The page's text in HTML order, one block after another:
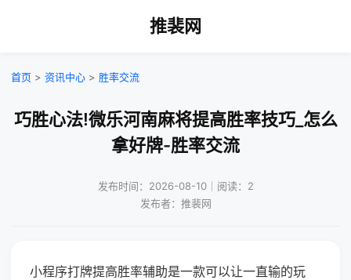
推裴网
首页 > 资讯中心 > 胜率交流
巧胜心法!微乐河南麻将提高胜率技巧_怎么
拿好牌-胜率交流
发布时间：2026-08-10｜阅读：2
发布者：推裴网
小程序打牌提高胜率辅助是一款可以让一直输的玩